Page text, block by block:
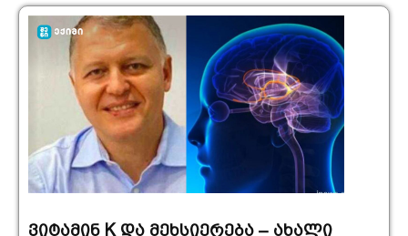
ვიტამინ K და მეხსიერება – ახალი